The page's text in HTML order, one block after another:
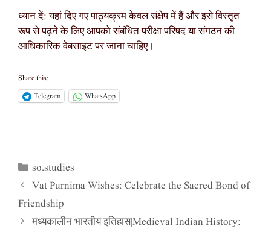
ध्यान दें: यहां दिए गए पाठ्यक्रम केवल संक्षेप में हैं और इसे विस्तृत
रूप से पढ़ने के लिए आपको संबंधित परीक्षा परिषद या संगठन की
आधिकारिक वेबसाइट पर जाना चाहिए।
Share this:
Telegram
WhatsApp
Categories
so.studies
Vat Purnima Wishes: Celebrate the Sacred Bond of
Friendship
मध्यकालीन भारतीय इतिहास|Medieval Indian History: